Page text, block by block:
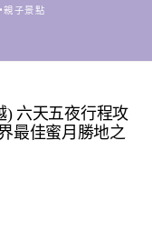
親子景點
) 六天五夜行程攻
最佳蜜月勝地之